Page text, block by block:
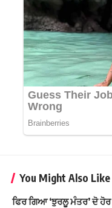
You Might Also Like
ਫਿਰ ਗਿਆ ‘ਝੁਰਲੂ ਮੰਤਰ’ ਦੋ